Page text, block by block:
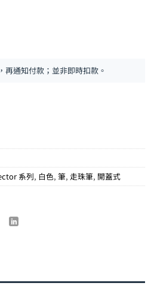
再通知付款；並非即時扣款。
系列, 白色, 筆, 走珠筆, 開蓋式